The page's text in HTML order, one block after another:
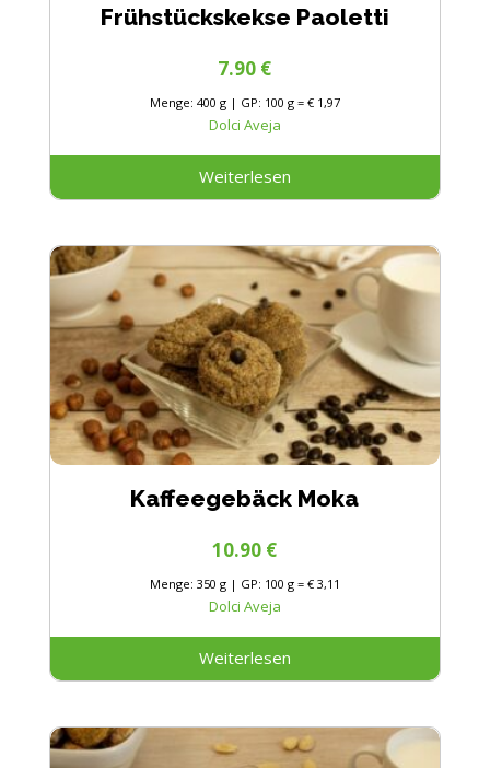
Frühstückskekse Paoletti
Dolci Aveja
Menge: 400 g | GP: 100 g = € 1,97
7.90 €
Weiterlesen
Kaffeegebäck Moka
Dolci Aveja
Menge: 350 g | GP: 100 g = € 3,11
10.90 €
Weiterlesen